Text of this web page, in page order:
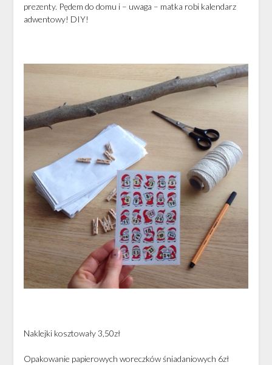
prezenty. Pędem do domu i – uwaga – matka robi kalendarz
adwentowy! DIY!
Naklejki kosztowały 3,50zł
Opakowanie papierowych woreczków śniadaniowych 6zł